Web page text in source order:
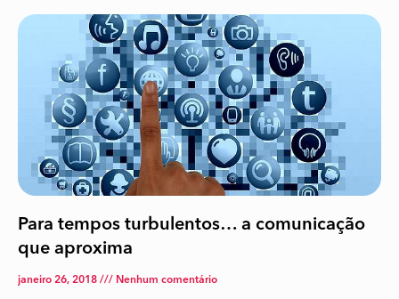
Para tempos turbulentos… a comunicação
que aproxima
janeiro 26, 2018 Nenhum comentário